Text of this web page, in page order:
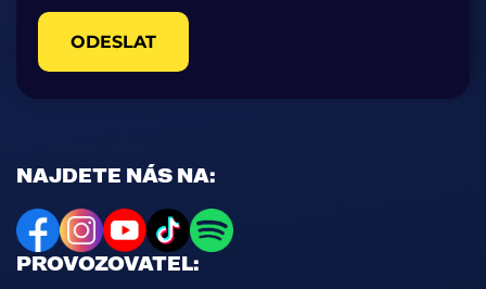
NAJDETE NÁS NA:
PROVOZOVATEL:
ODESLAT